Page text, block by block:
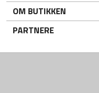
OM BUTIKKEN
PARTNERE